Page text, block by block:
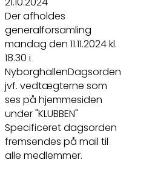
Der afholdes
generalforsamling
mandag den 11.11.2024 kl.
18.30 i
NyborghallenDagsorden
jvf. vedtægterne som
ses på hjemmesiden
under "KLUBBEN"
Specificeret dagsorden
fremsendes på mail til
alle medlemmer.